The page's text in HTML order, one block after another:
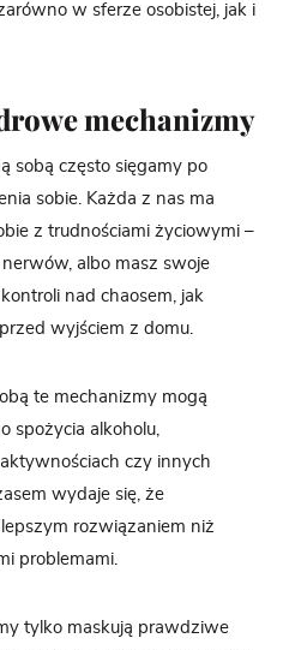
w sferze osobistej, jak i
mechanizmy
sobą często sięgamy po
sobie. Każda z nas ma
z trudnościami życiowymi –
albo masz swoje
nad chaosem, jak
wyjściem z domu.
te mechanizmy mogą
spożycia alkoholu,
czy innych
wydaje się, że
rozwiązaniem niż
problemami.
tylko maskują prawdziwe